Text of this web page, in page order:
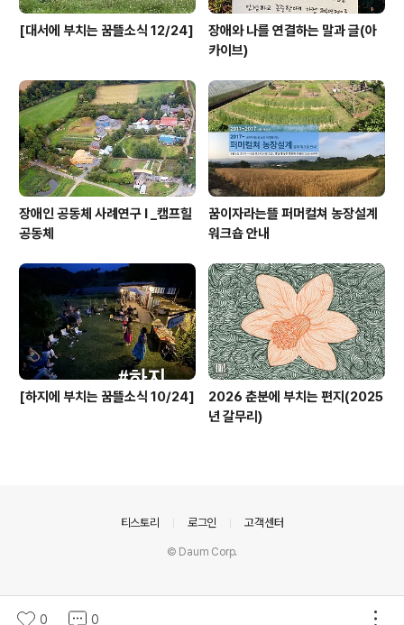
[대서에 부치는 꿈뜰소식 12/24]
장애와 나를 연결하는 말과 글(아
카이브)
장애인 공동체 사례연구 I _캠프힐
공동체
꿈이자라는뜰 퍼머컬쳐 농장설계
워크숍 안내
[하지에 부치는 꿈뜰소식 10/24]
2026 춘분에 부치는 편지(2025
년 갈무리)
0 0
티스토리 로그인 고객센터
© Daum Corp.